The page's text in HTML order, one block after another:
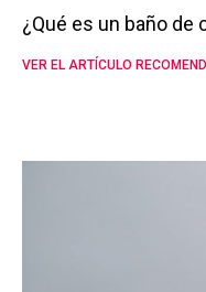
¿Qué es un baño de
VER EL ARTÍCULO